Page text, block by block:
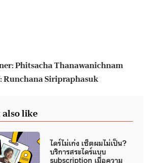
Phitsacha Thanawanichnam
Siripraphasuk
like
ไดร์ไม่เก่ง เซ็ตผมไม่เป็น?
บริการสระไดร์แบบ
subscription เมื่อความ